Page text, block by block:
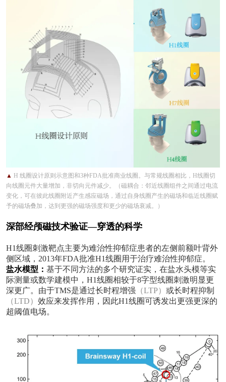
▲ H 线圈设计原则示意图和3种FDA批准商业线圈。与常规线圈相比，H线圈切
向线圈元件大量增加，非切向元件减少。（磁耦合：邻近线圈组件之间通过电流
变化，可在彼此线圈附近产生感应磁场，通过自身线圈产生的磁场和临近线圈赋
予的磁场叠加，达到更强的磁场强度和更少的磁场衰减。）
深部经颅磁技术验证—穿透的科学
H1线圈刺激靶点主要为难治性抑郁症患者的左侧前额叶背外
侧区域，2013年FDA批准H1线圈用于治疗难治性抑郁症。
盐水模型： 基于不同方法的多个研究证实，在盐水头模等实
际测量或数学建模中， H1线圈相较于8字型线圈刺激明显更
深更广。由于TMS是通过长时程增强 （LTP） 或长时程抑制
（LTD） 效应来发挥作用，因此H1线圈可诱发出更强更深的
超阈值电场。